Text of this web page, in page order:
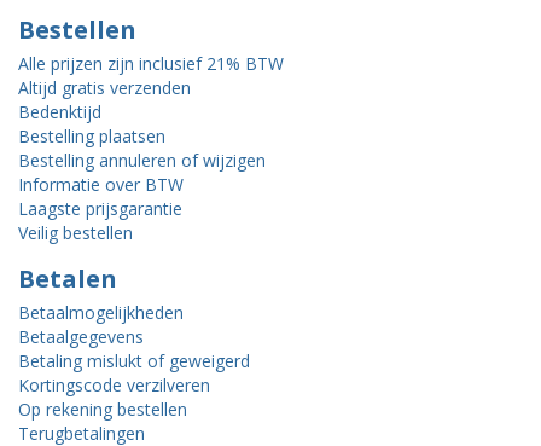
Bestellen
Alle prijzen zijn inclusief 21% BTW
Altijd gratis verzenden
Bedenktijd
Bestelling plaatsen
Bestelling annuleren of wijzigen
Informatie over BTW
Laagste prijsgarantie
Veilig bestellen
Betalen
Betaalmogelijkheden
Betaalgegevens
Betaling mislukt of geweigerd
Kortingscode verzilveren
Op rekening bestellen
Terugbetalingen